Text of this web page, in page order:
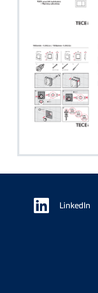
Floating
Sidebar LinkedIn